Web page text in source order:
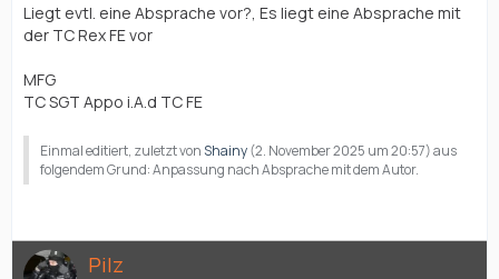
Liegt evtl. eine Absprache vor?, Es liegt eine Absprache mit
der TC Rex FE vor
MFG
TC SGT Appo i.A.d TC FE
Einmal editiert, zuletzt vonShainy(2. November 2025 um 20:57) aus
folgendem Grund: Anpassung nach Absprache mit dem Autor.
Pilz